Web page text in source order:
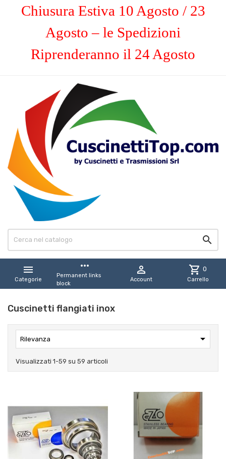
Chiusura Estiva 10 Agosto / 23
Agosto – le Spedizioni
Riprenderanno il 24 Agosto


Categorie
more_horiz
Permanent links
block

Account
shopping_cart 0
Carrello
Cuscinetti flangiati inox
Rilevanza 
Visualizzati 1-59 su 59 articoli